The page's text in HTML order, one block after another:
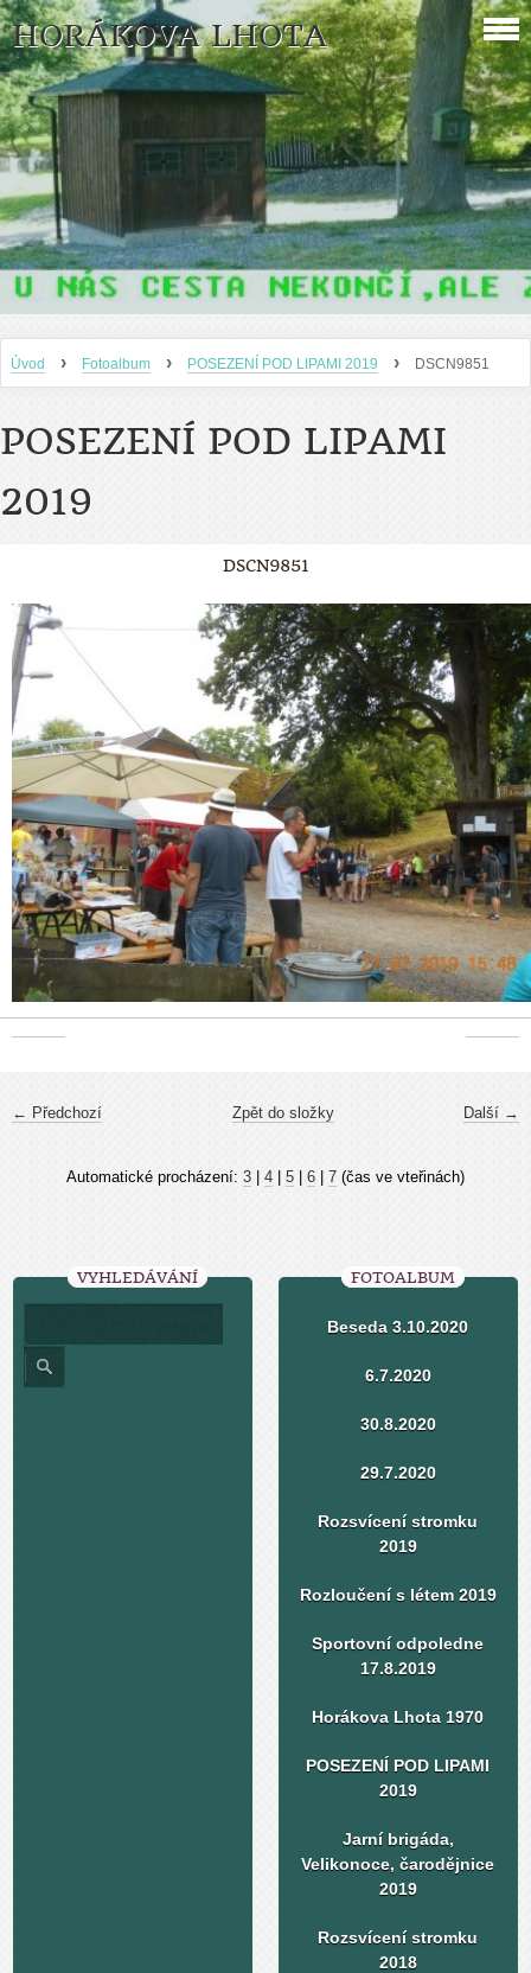
HORÁKOVA LHOTA
Úvod › Fotoalbum › POSEZENÍ POD LIPAMI 2019 › DSCN9851
POSEZENÍ POD LIPAMI
2019
DSCN9851
← Předchozí Další →
Zpět do složky
Automatické procházení: 3 4 5 6 7 (čas ve vteřinách)
VYHLEDÁVÁNÍ FOTOALBUM
Beseda 3.10.2020
6.7.2020
30.8.2020
29.7.2020
Rozsvícení stromku
2019
Rozloučení s létem 2019
Sportovní odpoledne
17.8.2019
Horákova Lhota 1970
POSEZENÍ POD LIPAMI
2019
Jarní brigáda,
Velikonoce, čarodějnice
2019
Rozsvícení stromku
2018